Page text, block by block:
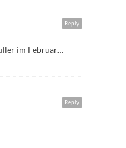
Reply
im Februar…
Reply